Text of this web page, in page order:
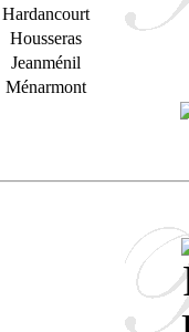
Hardancourt
Housseras
Jeanménil
Ménarmont